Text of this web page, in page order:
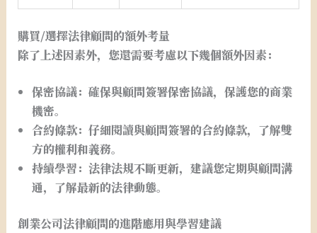
購買/選擇法律顧問的額外考量
除了上述因素外，您還需要考慮以下幾個額外因素：
保密協議： 確保與顧問簽署保密協議，保護您的商業
機密。
合約條款： 仔細閱讀與顧問簽署的合約條款，了解雙
方的權利和義務。
持續學習： 法律法規不斷更新，建議您定期與顧問溝
通，了解最新的法律動態。
創業公司法律顧問的進階應用與學習建議